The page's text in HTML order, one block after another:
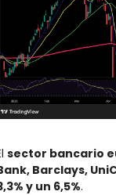
sector bancario
Barclays,
y un 6,5%.